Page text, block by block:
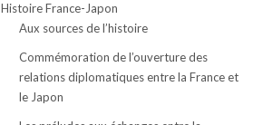
Histoire France-Japon
Aux sources de l’histoire
Commémoration de l’ouverture des
relations diplomatiques entre la France et
le Japon